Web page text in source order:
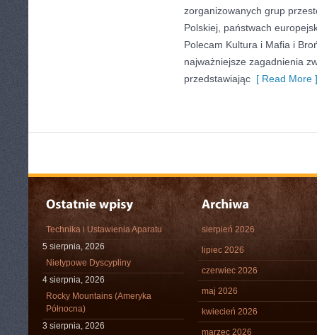
zorganizowanych grup
Polskiej, państwach
Polecam Kultura i Mafia i
najważniejsze zagadnienia
przedstawiając [ Read More ]
Technika i Ustawienia Aparatu
5 sierpnia, 2026
Nietypowe Dyscypliny
4 sierpnia, 2026
Rocky Mountains (Ameryka
Północna)
3 sierpnia, 2026
sierpień 2026
lipiec 2026
czerwiec 2026
maj 2026
kwiecień 2026
marzec 2026